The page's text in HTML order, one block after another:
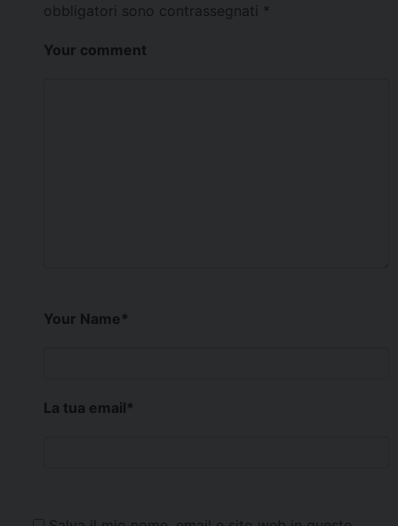
obbligatori sono contrassegnati *
Your comment
Your Name*
La tua email*